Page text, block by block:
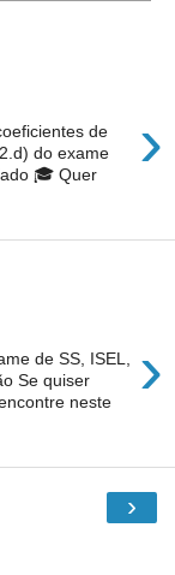
›
de
do exame
🎓 Quer
›
de SS, ISEL,
Se quiser
neste
›